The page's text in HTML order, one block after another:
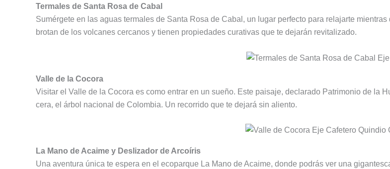
Termales de Santa Rosa de Cabal
Sumérgete en las aguas termales de Santa Rosa de Cabal, un lugar perfecto para relajarte
brotan de los volcanes cercanos y tienen propiedades curativas que te dejarán revitalizado.
Valle de la Cocora
Visitar el Valle de la Cocora es como entrar en un sueño. Este paisaje, declarado Patrimonio de la
cera, el árbol nacional de Colombia. Un recorrido que te dejará sin aliento.
La Mano de Acaime y Deslizador de Arcoíris
Una aventura única te espera en el ecoparque La Mano de Acaime, donde podrás ver una